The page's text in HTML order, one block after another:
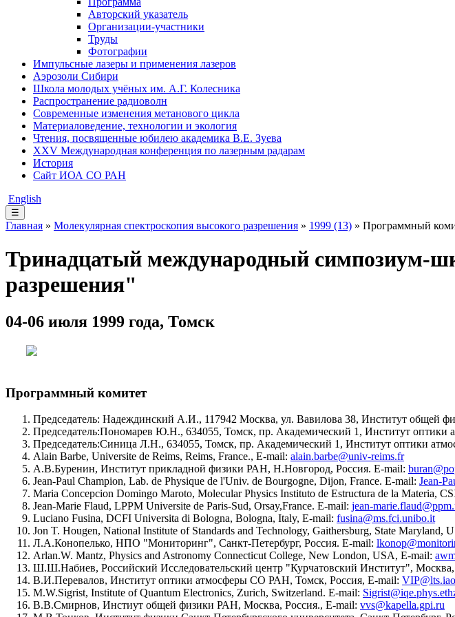
Авторский указатель
Организации-участники
Труды
Фотографии
Импульсные лазеры и применения лазеров
Аэрозоли Сибири
Школа молодых учёных им. А.Г. Колесника
Распространение радиоволн
Современные изменения метанового цикла
Материаловедение, технологии и экология
Чтения, посвященные юбилею академика В.Е. Зуева
XXV Международная конференция по лазерным радарам
История
Сайт ИОА СО РАН
English
☰
Главная » Молекулярная спектроскопия высокого разрешения » 1999 (13) » Программный
Тринадцатый международный симпозиум-
разрешения"
04-06 июля 1999 года, Томск
Программный комитет
Председатель: Надеждинский А.И., 117942 Москва, ул. Вавилова 38, Институт общей
Председатель:Пономарев Ю.Н., 634055, Томск, пр. Академический 1, Институт
Председатель:Синица Л.Н., 634055, Томск, пр. Академический 1, Институт оптики
Alain Barbe, Universite de Reims, Reims, France., E-mail: alain.barbe@univ-reims.fr
А.В.Буренин, Институт прикладной физики РАН, Н.Новгород, Россия. E-mail:
Jean-Paul Champion, Lab. de Physique de l'Univ. de Bourgogne, Dijon, France. E-mail: Jean-
Maria Concepcion Domingo Maroto, Molecular Physics Instituto de Estructura de la Materia,
Jean-Marie Flaud, LPPM Universite de Paris-Sud, Orsay,France. E-mail: jean-
Luciano Fusina, DCFI Universita di Bologna, Bologna, Italy, E-mail: fusina@ms.fci.unibo.it
Jon T. Hougen, National Institute of Standards and Technology, Gaithersburg, State Maryland,
Л.А.Конопелько, НПО "Мониторинг", Санкт-Петербург, Россия. E-mail:
Arlan.W. Mantz, Physics and Astronomy Connecticut College, New London, USA, E-mail:
Ш.Ш.Набиев, Российский Исследовательский центр "Курчатовский Институт", Москва,
В.И.Перевалов, Институт оптики атмосферы СО РАН, Томск, Россия, E-mail:
M.W.Sigrist, Institute of Quantum Electronics, Zurich, Switzerland. E-mail:
В.В.Смирнов, Инстиут общей физики РАН, Москва, Россия., E-mail: vvs@kapella.gpi.ru